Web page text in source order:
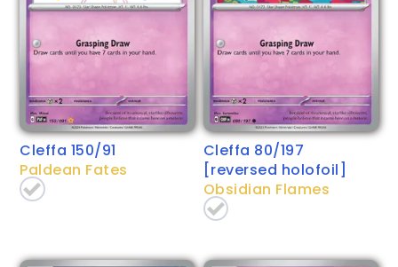
Cleffa 150/91
Paldean Fates
Cleffa 80/197
[reversed holofoil]
Obsidian Flames